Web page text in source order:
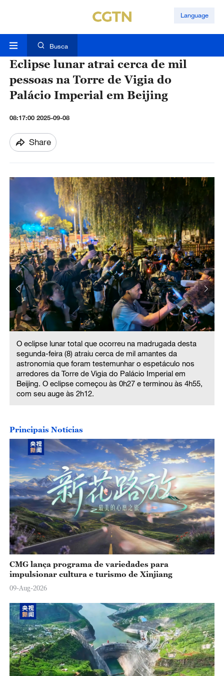
Language
Busca
Eclipse lunar atrai cerca de mil
pessoas na Torre de Vigia do
Palácio Imperial em Beijing
08:17:00 2025-09-08
Share
O eclipse lunar total que ocorreu na madrugada desta
segunda-feira (8) atraiu cerca de mil amantes da
astronomia que foram testemunhar o espetáculo nos
arredores da Torre de Vigia do Palácio Imperial em
Beijing. O eclipse começou às 0h27 e terminou às 4h55,
com seu auge às 2h12.
Principais Notícias
CMG lança programa de variedades para
impulsionar cultura e turismo de Xinjiang
09-Aug-2026